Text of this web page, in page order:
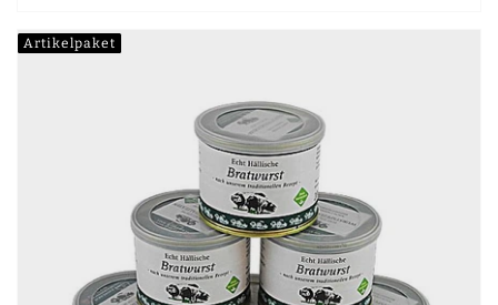
Artikelpaket